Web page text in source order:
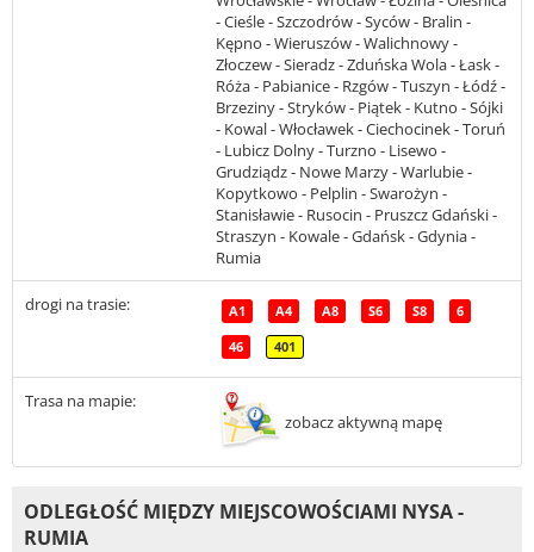
- Cieśle - Szczodrów - Syców - Bralin -
Kępno - Wieruszów - Walichnowy -
Złoczew - Sieradz - Zduńska Wola - Łask -
Róża - Pabianice - Rzgów - Tuszyn - Łódź -
Brzeziny - Stryków - Piątek - Kutno - Sójki
- Kowal - Włocławek - Ciechocinek - Toruń
- Lubicz Dolny - Turzno - Lisewo -
Grudziądz - Nowe Marzy - Warlubie -
Kopytkowo - Pelplin - Swarożyn -
Stanisławie - Rusocin - Pruszcz Gdański -
Straszyn - Kowale - Gdańsk - Gdynia -
Rumia
drogi na trasie: A1 A4 A8 S6 S8 6
46 401
Trasa na mapie:
zobacz aktywną mapę
ODLEGŁOŚĆ MIĘDZY MIEJSCOWOŚCIAMI NYSA -
RUMIA